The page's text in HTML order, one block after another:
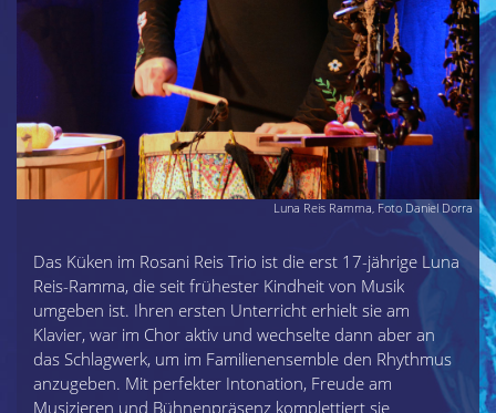
Das Küken im Rosani Reis Trio ist die erst 17-jährige Luna
Reis-Ramma, die seit frühester Kindheit von Musik
umgeben ist. Ihren ersten Unterricht erhielt sie am
Klavier, war im Chor aktiv und wechselte dann aber an
das Schlagwerk, um im Familienensemble den Rhythmus
anzugeben. Mit perfekter Intonation, Freude am
Musizieren und Bühnenpräsenz komplettiert sie
Luna Reis Ramma, Foto Daniel Dorra